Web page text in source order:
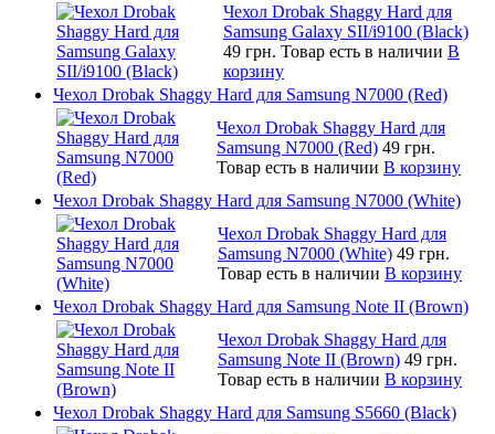
Чехол Drobak Shaggy Hard для
Samsung Galaxy SII/i9100 (Black)
49 грн. Товар есть в наличии В
корзину
Чехол Drobak Shaggy Hard для Samsung N7000 (Red)
Чехол Drobak Shaggy Hard для
Samsung N7000 (Red) 49 грн.
Товар есть в наличии В корзину
Чехол Drobak Shaggy Hard для Samsung N7000 (White)
Чехол Drobak Shaggy Hard для
Samsung N7000 (White) 49 грн.
Товар есть в наличии В корзину
Чехол Drobak Shaggy Hard для Samsung Note II (Brown)
Чехол Drobak Shaggy Hard для
Samsung Note II (Brown) 49 грн.
Товар есть в наличии В корзину
Чехол Drobak Shaggy Hard для Samsung S5660 (Black)